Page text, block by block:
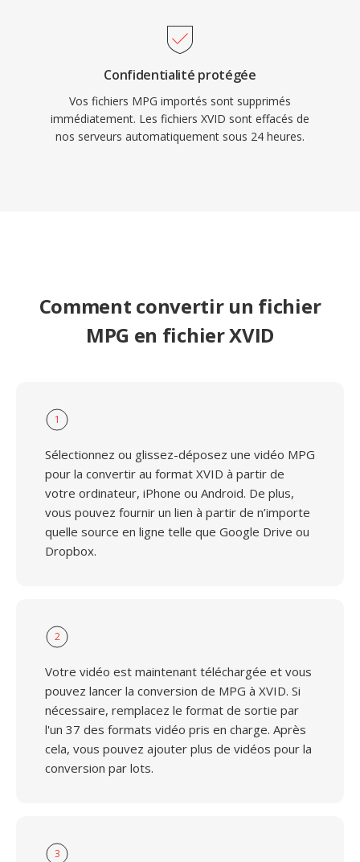
le MPEG-4 ASP pour les nouveaux encodages,
Xvid reste en usage pour la compatibilité avec
le matériel ancien et dans les collections de
médias anciennes.
Confidentialité protégée
Vos fichiers MPG importés sont supprimés
immédiatement. Les fichiers XVID sont effacés de
nos serveurs automatiquement sous 24 heures.
Comment convertir un fichier
MPG en fichier XVID
1
Sélectionnez ou glissez-déposez une vidéo MPG
pour la convertir au format XVID à partir de
votre ordinateur, iPhone ou Android. De plus,
vous pouvez fournir un lien à partir de n’importe
quelle source en ligne telle que Google Drive ou
Dropbox.
2
Votre vidéo est maintenant téléchargée et vous
pouvez lancer la conversion de MPG à XVID. Si
nécessaire, remplacez le format de sortie par
l'un 37 des formats vidéo pris en charge. Après
cela, vous pouvez ajouter plus de vidéos pour la
conversion par lots.
3